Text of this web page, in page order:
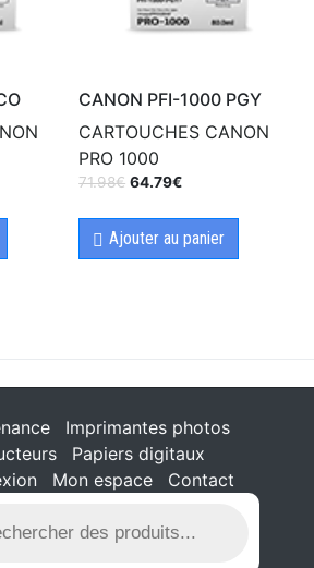
CANON PFI-1000 PGY
CARTOUCHES CANON
PRO 1000
71.98€ 64.79€
Ajouter au panier
Imprimantes photos
Papiers digitaux
Mon espace Contact